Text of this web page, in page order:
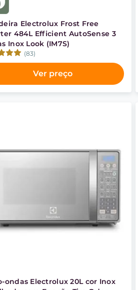
Electrolux Frost Free
484L Efficient AutoSense 3
Inox Look (IM7S)
(83)
Ver preço
ondas Electrolux 20L cor Inox